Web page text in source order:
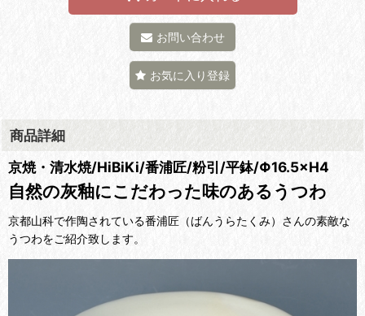
お問い合わせ
お気に入り登録
商品詳細
京焼・清水焼/HiBiKi/番浦匠/粉引/平鉢/Φ16.5×H4
自然の灰釉にこだわった味のあるうつわ
京都山科で作陶されている番浦匠（ばんうらたくみ）さんの素敵な
うつわをご紹介致します。